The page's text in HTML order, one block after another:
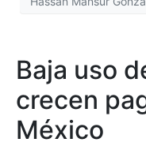
Baja uso
crecen
México